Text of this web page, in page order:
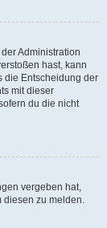
Administration
hast, kann
die Entscheidung der
mit dieser
du die nicht
vergeben hat,
diesen zu melden.